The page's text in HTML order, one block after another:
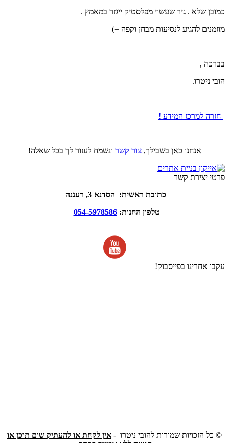
כמובן שלא . גיר שעשוי מפלסטיק ייגזר במאמץ .
מוזמנים להגיע לנסיעות מבחן וקפה =)
בברכה ,
הובי ניטרו.
חזרה למרכז המידע !
אנחנו כאן בשבילך,צור קשר ונשמח לעזור לך בכל שאלה!
פרטי יצירת קשר
כתובת ראשית: הסדנא 3, רעננה
טלפון החנות:054-5978586
עקבו אחרינו בפייסבוק!
© כל הזכויות שמורות להובי ניטרו - אין לקחת או להעתיק שום תוכן או